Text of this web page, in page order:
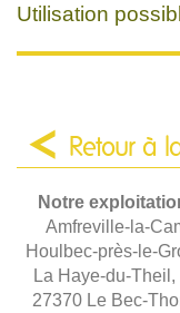
Utilisation
Retour à
Notre
Amfreville-la-
Houlbec-près-le-
La Haye-du-
27370 Le Bec-